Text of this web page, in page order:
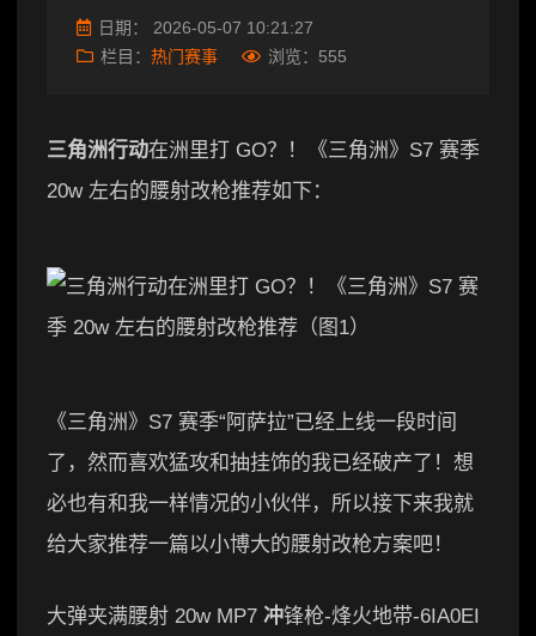
日期： 2026-05-07 10:21:27
栏目： 热门赛事 浏览： 555
三角洲行动在洲里打 GO？！《三角洲》S7 赛季
20w 左右的腰射改枪推荐如下：
《三角洲》S7 赛季“阿萨拉”已经上线一段时间
了，然而喜欢猛攻和抽挂饰的我已经破产了！想
必也有和我一样情况的小伙伴，所以接下来我就
给大家推荐一篇以小博大的腰射改枪方案吧！
大弹夹满腰射 20w MP7 冲锋枪-烽火地带-6IA0EI